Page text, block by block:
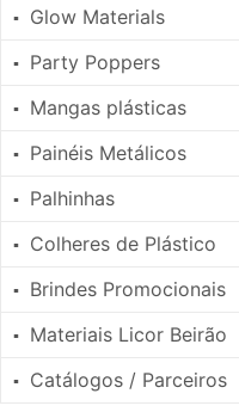
▪ Glow Materials
▪ Party Poppers
▪ Mangas plásticas
▪ Painéis Metálicos
▪ Palhinhas
▪ Colheres de Plástico
▪ Brindes Promocionais
▪ Materiais Licor Beirão
▪ Catálogos / Parceiros